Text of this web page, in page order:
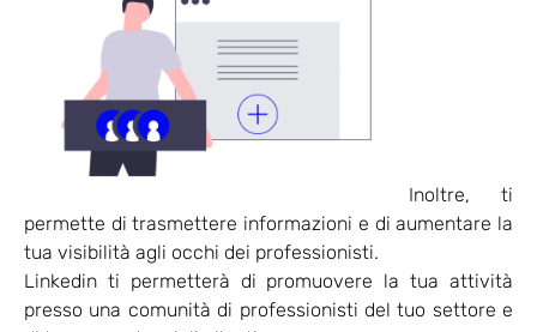
Inoltre, ti
permette di trasmettere informazioni e di aumentare la
tua visibilità agli occhi dei professionisti.
Linkedin ti permetterà di promuovere la tua attività
presso una comunità di professionisti del tuo settore e